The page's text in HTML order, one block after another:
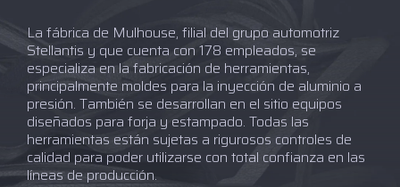
La fábrica de Mulhouse, filial del grupo automotriz
Stellantis y que cuenta con 178 empleados, se
especializa en la fabricación de herramientas,
principalmente moldes para la inyección de aluminio a
presión. También se desarrollan en el sitio equipos
diseñados para forja y estampado. Todas las
herramientas están sujetas a rigurosos controles de
calidad para poder utilizarse con total confianza en las
líneas de producción.